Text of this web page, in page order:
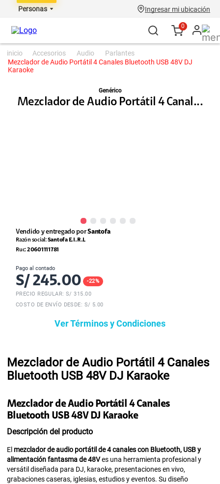
Personas Ingresar mi ubicación
0
accesorios audio
parlantes
Mezclador de Audio Portátil 4 Canales Bluetooth USB 48V DJ
Karaoke
Genérico
Mezclador de Audio Portátil 4 Canal...
Vendido y entregado porSantofa
Razón social:Santofa E.I.R.L
Ruc:20601111781
Pago al contado
S/ 245.00 -22%
PRECIO REGULAR: S/315.00
COSTO DE ENVÍO DESDE: S/ 5.00
Ver Términos y Condiciones
Mezclador de Audio Portátil 4 Canales
Bluetooth USB 48V DJ Karaoke
Mezclador de Audio Portátil 4 Canales
Bluetooth USB 48V DJ Karaoke
Descripción del producto
El mezclador de audio portátil de 4 canales con Bluetooth, USB y
alimentación fantasma de 48Ves una herramienta profesional y
versátil diseñada para DJ, karaoke, presentaciones en vivo,
grabaciones caseras, iglesias, estudios y eventos. Su diseño